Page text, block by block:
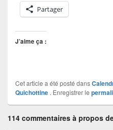
Partager
J’aime ça :
Cet article a été posté dans
Quichottine . Enregistrer le
114 commentaires à propos